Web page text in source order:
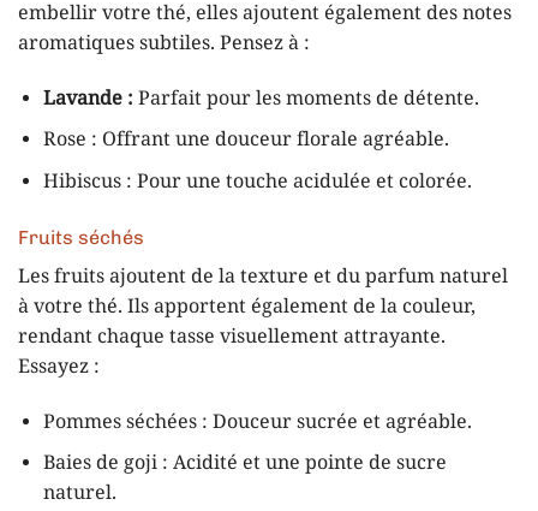
embellir votre thé, elles ajoutent également des notes
aromatiques subtiles. Pensez à :
Lavande : Parfait pour les moments de détente.
Rose : Offrant une douceur florale agréable.
Hibiscus : Pour une touche acidulée et colorée.
Fruits séchés
Les fruits ajoutent de la texture et du parfum naturel
à votre thé. Ils apportent également de la couleur,
rendant chaque tasse visuellement attrayante.
Essayez :
Pommes séchées : Douceur sucrée et agréable.
Baies de goji : Acidité et une pointe de sucre
naturel.